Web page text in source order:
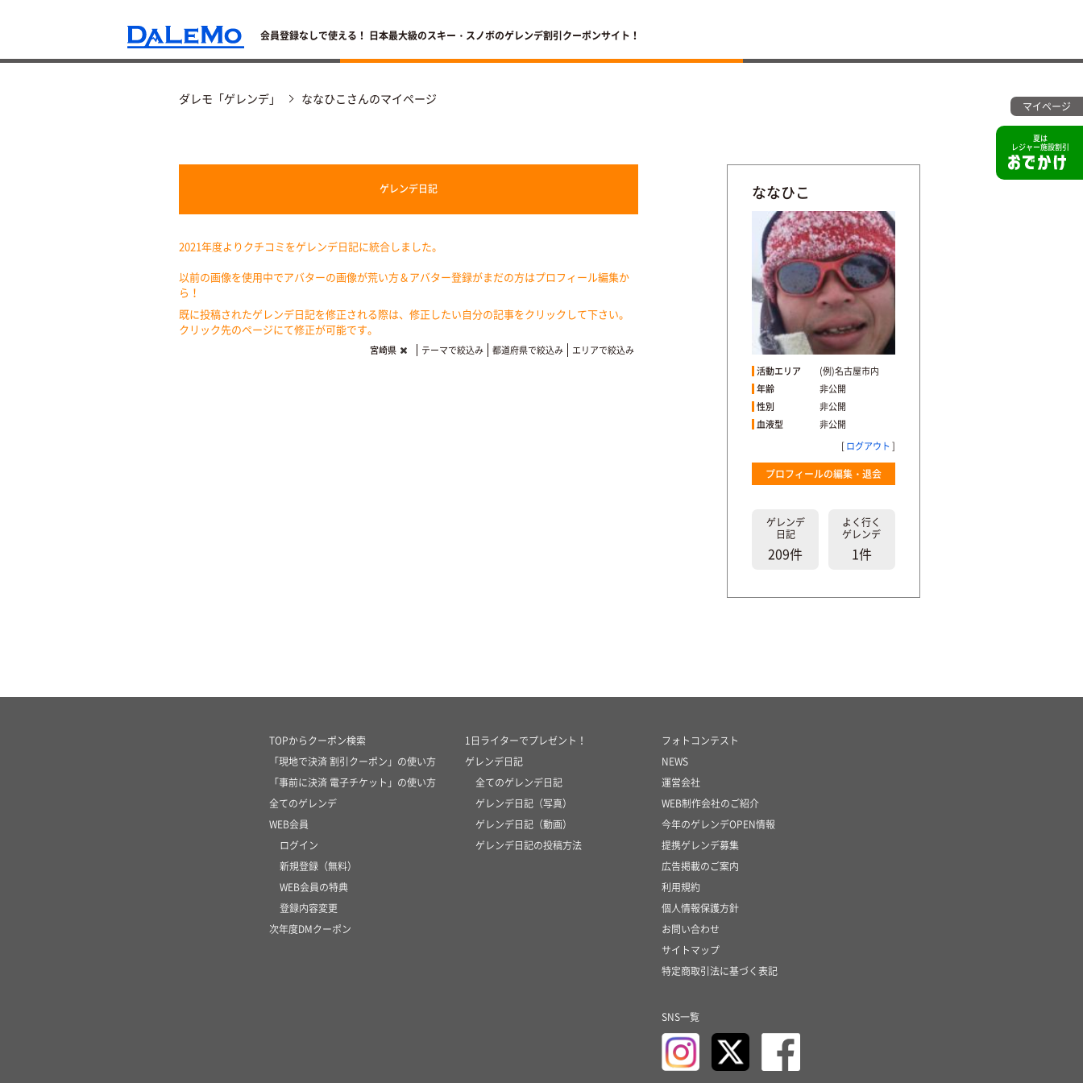
会員登録なしで使える！ 日本最大級のスキー・スノボのゲレンデ割引クーポンサイト！
夏は
レジャー施設割引
マイページ
ダレモ「ゲレンデ」 ななひこさんのマイページ
ゲレンデ日記
2021年度よりクチコミをゲレンデ日記に統合しました。
以前の画像を使用中でアバターの画像が荒い方＆アバター登録がまだの方はプロフィール編集か
ら！
既に投稿されたゲレンデ日記を修正される際は、修正したい自分の記事をクリックして下さい。
クリック先のページにて修正が可能です。
宮崎県 テーマで絞込み 都道府県で絞込み エリアで絞込み
ななひこ
活動エリア
(例)名古屋市内
年齢
非公開
性別
非公開
血液型
非公開
[ログアウト]
プロフィールの編集・退会
ゲレンデ
日記
209件
よく行く
ゲレンデ
1件
TOPからクーポン検索
「現地で決済 割引クーポン」の使い方
「事前に決済 電子チケット」の使い方
全てのゲレンデ
WEB会員
ログイン
新規登録（無料）
WEB会員の特典
登録内容変更
次年度DMクーポン
1日ライターでプレゼント！
ゲレンデ日記
全てのゲレンデ日記
ゲレンデ日記（写真）
ゲレンデ日記（動画）
ゲレンデ日記の投稿方法
フォトコンテスト
NEWS
運営会社
WEB制作会社のご紹介
今年のゲレンデOPEN情報
提携ゲレンデ募集
広告掲載のご案内
利用規約
個人情報保護方針
お問い合わせ
サイトマップ
特定商取引法に基づく表記
SNS一覧